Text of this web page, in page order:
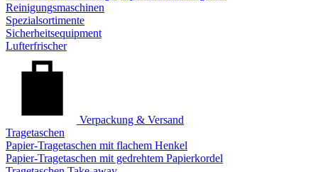
Reinigungsmaschinen
Spezialsortimente
Sicherheitsequipment
Lufterfrischer
Verpackung & Versand
Tragetaschen
Papier-Tragetaschen mit flachem Henkel
Papier-Tragetaschen mit gedrehtem Papierkordel